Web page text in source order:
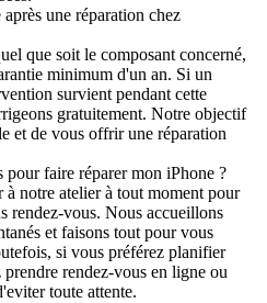
une réparation chez
que soit le composant concerné,
minimum d'un an. Si un
survient pendant cette
gratuitement. Notre objectif
et de vous offrir une réparation
faire réparer mon iPhone ?
à notre atelier à tout moment pour
rendez-vous. Nous accueillons
et faisons tout pour vous
si vous préférez planifier
rendez-vous en ligne ou
toute attente.